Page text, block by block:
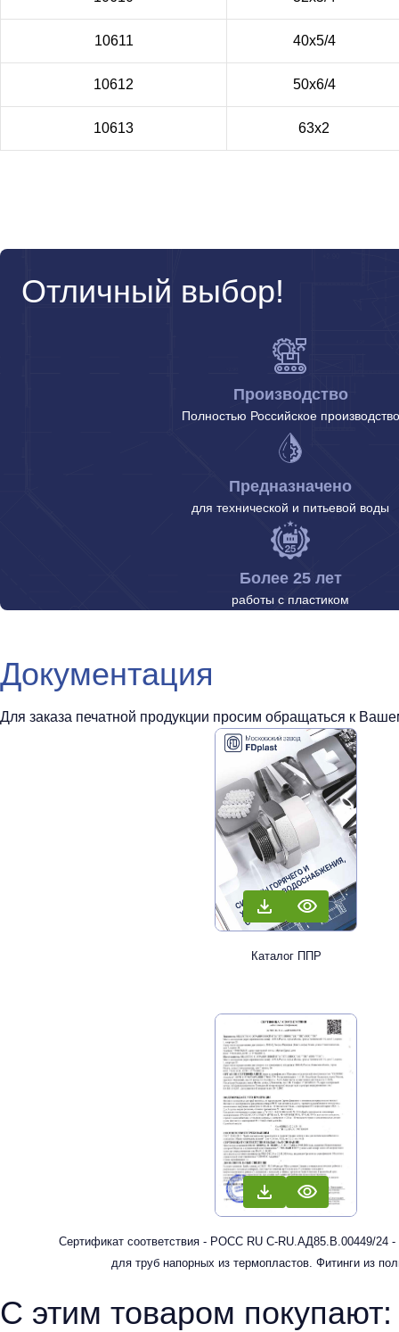
10611 40х5/4
10612 50х6/4
10613 63х2
Отличный выбор!
Производство
Полностью Российское производство
Предназначено
для технической и питьевой воды
Более 25 лет
работы с пластиком
Документация
Для заказа печатной продукции просим обращаться к
Каталог ППР
Сертификат соответствия - РОСС RU С-RU.АД85.В.00449/24
для труб напорных из термопластов. Фитинги из
отопления
С этим товаром покупают: